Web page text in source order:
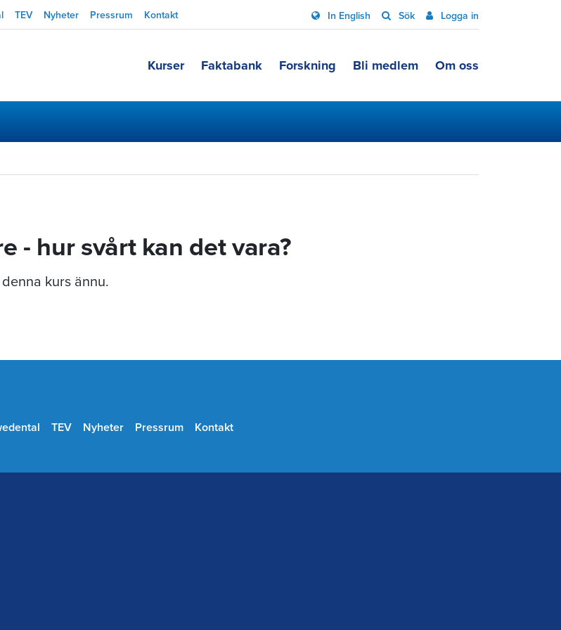
TEV Nyheter Pressrum Kontakt In English Sök Logga in
Kurser Faktabank Forskning Bli medlem Om oss
- hur svårt kan det vara?
kurs ännu.
TEV Nyheter Pressrum Kontakt